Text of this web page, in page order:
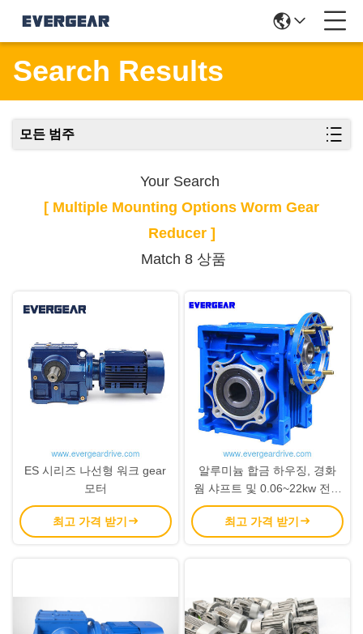
Search Results
모든 범주
Your Search
[ Multiple Mounting Options Worm Gear
Reducer ]
Match 8 상품
ES 시리즈 나선형 워크 gear
모터
최고 가격 받기
알루미늄 합금 하우징, 경화
웜 샤프트 및 0.06~22kw 전력
범위를 갖춘 NMRV 웜 기어 감
속기
최고 가격 받기